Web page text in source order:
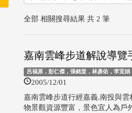
全部 相關搜尋結果 共 2 筆
嘉南雲峰步道解說導覽
呂福原，彭仁傑，張銘堂，林彥佑，李宜娟
2005/12/01
嘉南雲峰步道行經嘉義.南投與
物景觀資源豐富，景色宜人為戶